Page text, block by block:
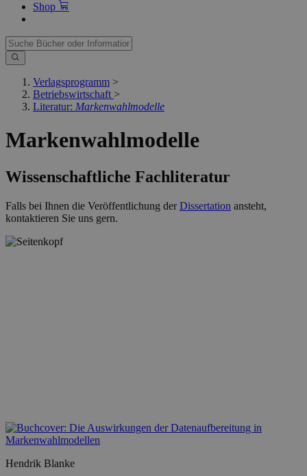
Shop
Verlagsprogramm >
Betriebswirtschaft >
Literatur: Markenwahlmodelle
Markenwahlmodelle
Wissenschaftliche Fachliteratur
Falls bei Ihnen die Veröffentlichung derDissertation ansteht,
kontaktieren Sie uns gern.
Hendrik Blanke